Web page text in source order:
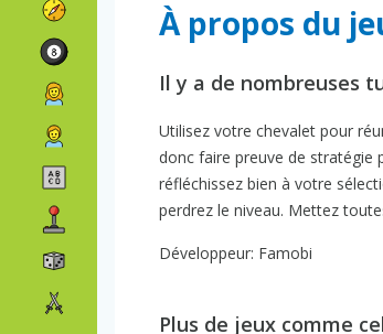
À propos du
Il y a de nombreuses
Utilisez votre chevalet pour
donc faire preuve de stratégie
réfléchissez bien à votre
perdrez le niveau. Mettez
Développeur: Famobi
Plus de jeux comme